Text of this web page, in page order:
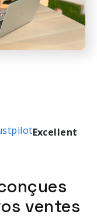
Excellent
ventes